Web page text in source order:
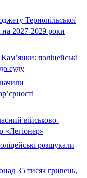
Тернопільської
на 2027-2029 роки
поліцейські
суду
військово-
«Легіонер»
розшукали
35 тисяч гривень,